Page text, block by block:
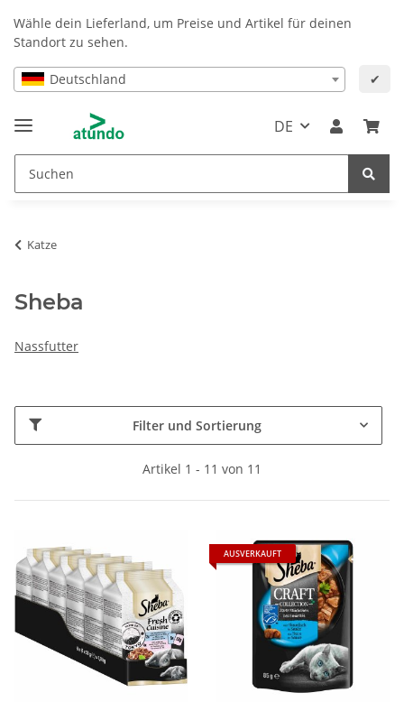
Wähle dein Lieferland, um Preise und Artikel für deinen
Standort zu sehen.
Deutschland ✔
DE
Katze
Sheba
Nassfutter
Filter und Sortierung
Artikel 1 - 11 von 11
AUSVERKAUFT